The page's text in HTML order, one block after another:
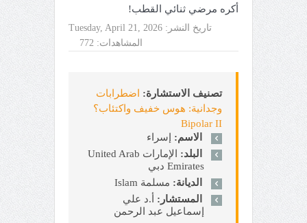
أكره مرضي ثنائي القطب!
تاريخ النشر: Tuesday, April 21, 2026
المشاهدات: 772
تصنيف الاستشارة: اضطرابات
وجدانية: هوس خفيف واكتئاب؟
Bipolar II
الاسم: إسراء
البلد:
الإمارات United Arab
Emirates دبي
الديانة: مسلمة Islam
المستشار: أ.د علي
إسماعيل عبد الرحمن